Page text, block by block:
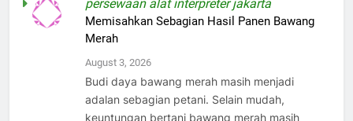
persewaan alat interpreter jakarta
Memisahkan Sebagian Hasil Panen Bawang
Merah
August 3, 2026
Budi daya bawang merah masih menjadi
adalan sebagian petani. Selain mudah,
keuntungan bertani bawang merah masih